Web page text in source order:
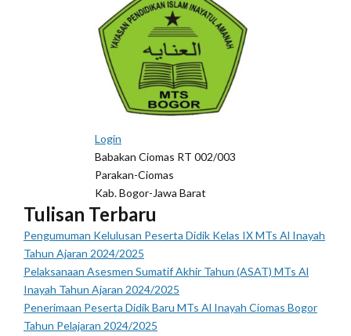
Login
Babakan Ciomas RT 002/003
Parakan-Ciomas
Kab. Bogor-Jawa Barat
Tulisan Terbaru
Pengumuman Kelulusan Peserta Didik Kelas IX MTs Al Inayah
Tahun Ajaran 2024/2025
Pelaksanaan Asesmen Sumatif Akhir Tahun (ASAT) MTs Al
Inayah Tahun Ajaran 2024/2025
Penerimaan Peserta Didik Baru MTs Al Inayah Ciomas Bogor
Tahun Pelajaran 2024/2025